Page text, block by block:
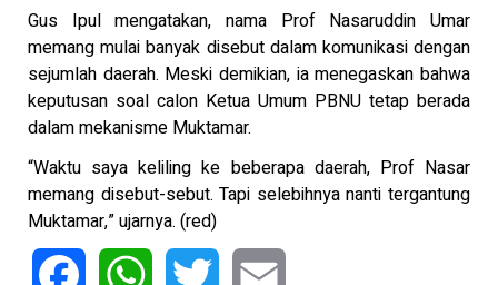
Gus Ipul mengatakan, nama Prof Nasaruddin Umar
memang mulai banyak disebut dalam komunikasi dengan
sejumlah daerah. Meski demikian, ia menegaskan bahwa
keputusan soal calon Ketua Umum PBNU tetap berada
dalam mekanisme Muktamar.
“Waktu saya keliling ke beberapa daerah, Prof Nasar
memang disebut-sebut. Tapi selebihnya nanti tergantung
Muktamar,” ujarnya. (red)